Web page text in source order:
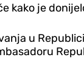
kako je
u